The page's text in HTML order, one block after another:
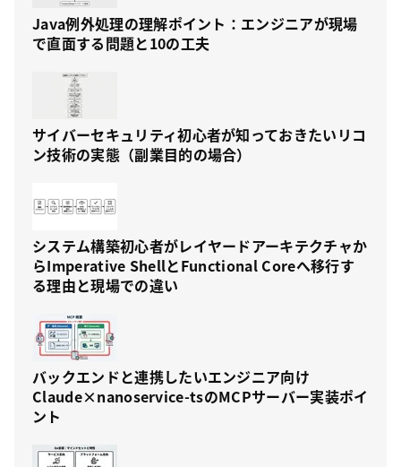
Java例外処理の理解ポイント：エンジニアが現場
で直面する問題と10の工夫
サイバーセキュリティ初心者が知っておきたいリコ
ン技術の実態（副業目的の場合）
システム構築初心者がレイヤードアーキテクチャか
らImperative ShellとFunctional Coreへ移行す
る理由と現場での違い
バックエンドと連携したいエンジニア向け
Claude×nanoservice-tsのMCPサーバー実装ポイ
ント